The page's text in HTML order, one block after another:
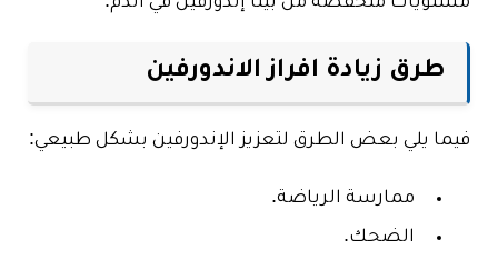
طرق زيادة افراز الاندورفين
فيما يلي بعض الطرق لتعزيز الإندورفين بشكل طبيعي:
ممارسة الرياضة.
الضحك.